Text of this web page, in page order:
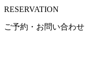
RESERVATION
ご予約・お問い合わせ